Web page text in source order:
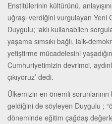
Enstitülerinin kültürünü,
uğraşı verdiğini vurgulayan Yeni
Duygulu; ‘aklı kullanabilen
yaşama sımsıkı bağlı, laik-
yetiştirme mücadelesini
Cumhuriyetimizin devrimci,
çıkıyoruz’ dedi.
Ülkemizin en önemli
geldiğini de söyleyen Duygulu ;
döneminde eğitim çağdaş